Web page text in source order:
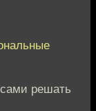
решать